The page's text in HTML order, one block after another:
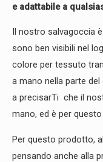
e adattabile a
Il nostro salvagoccia
sono ben visibili nel
colore per tessuto
a mano nella parte
a precisarTi che il
mano, ed è per
Per questo prodotto,
pensando anche alla